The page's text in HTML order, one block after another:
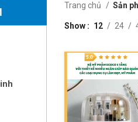
Trang chủ Sản
Show 12 24